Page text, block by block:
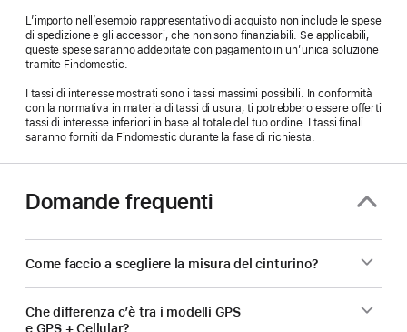
L’importo nell’esempio rappresentativo di acquisto non include le spese
di spedizione e gli accessori, che non sono finanziabili. Se applicabili,
queste spese saranno addebitate con pagamento in un’unica soluzione
tramite Findomestic.
I tassi di interesse mostrati sono i tassi massimi possibili. In conformità
con la normativa in materia di tassi di usura, ti potrebbero essere offerti
tassi di interesse inferiori in base al totale del tuo ordine. I tassi finali
saranno forniti da Findomestic durante la fase di richiesta.
Domande frequenti
Come faccio a scegliere la misura del cinturino?
Che differenza c’è tra i modelli GPS
e GPS + Cellular?